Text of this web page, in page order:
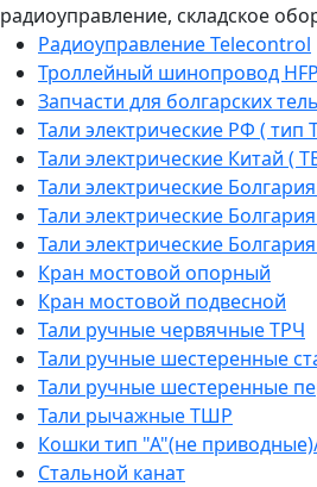
радиоуправление, складское
Радиоуправление Telecontrol
Троллейный шинопровод HFP
Запчасти для болгарских
Тали электрические РФ ( тип
Тали электрические Китай (
Тали электрические
Тали электрические Болгария
Тали электрические
Кран мостовой опорный
Кран мостовой подвесной
Тали ручные червячные ТРЧ
Тали ручные шестеренные
Тали ручные шестеренные
Тали рычажные ТШР
Кошки тип "А"(не
Стальной канат